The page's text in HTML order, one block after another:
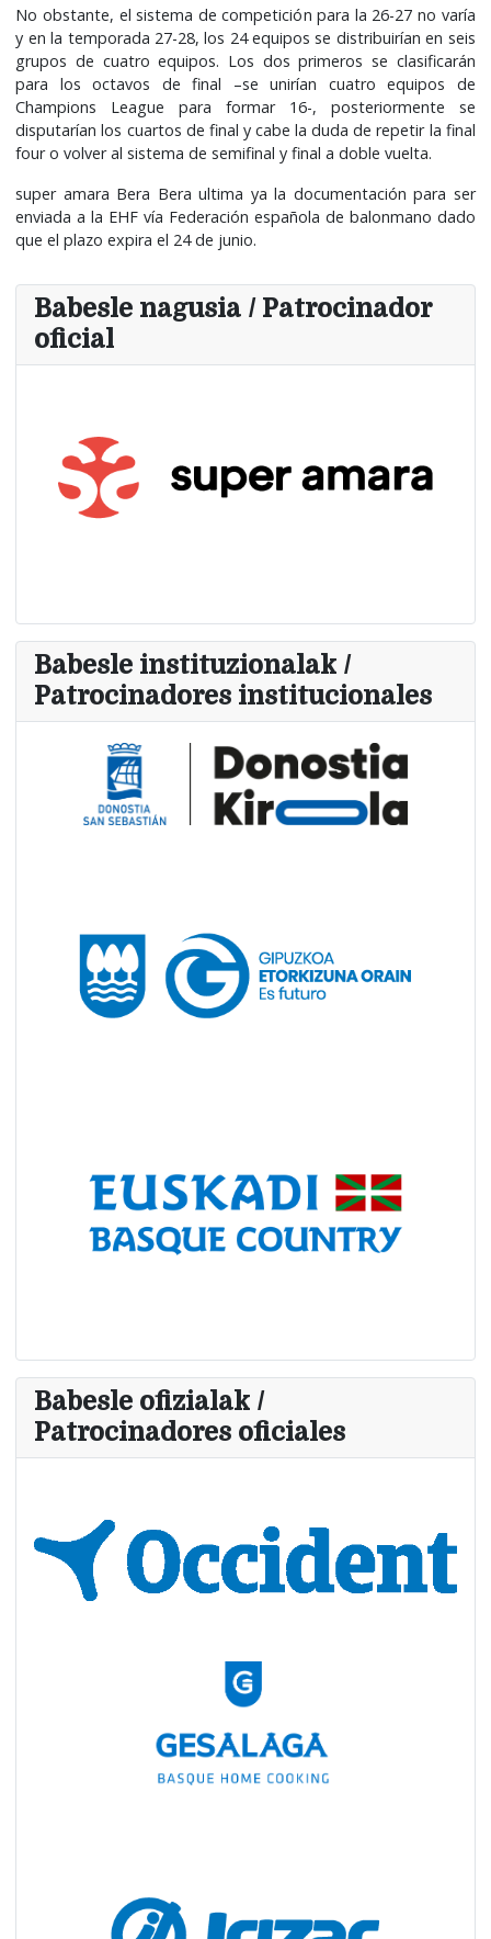
No obstante, el sistema de competición para la 26-27 no varía
y en la temporada 27-28, los 24 equipos se distribuirían en seis
grupos de cuatro equipos. Los dos primeros se clasificarán
para los octavos de final –se unirían cuatro equipos de
Champions League para formar 16-, posteriormente se
disputarían los cuartos de final y cabe la duda de repetir la final
four o volver al sistema de semifinal y final a doble vuelta.
super amara Bera Bera ultima ya la documentación para ser
enviada a la EHF vía Federación española de balonmano dado
que el plazo expira el 24 de junio.
Babesle nagusia / Patrocinador
oficial
Babesle instituzionalak /
Patrocinadores institucionales
Babesle ofizialak /
Patrocinadores oficiales